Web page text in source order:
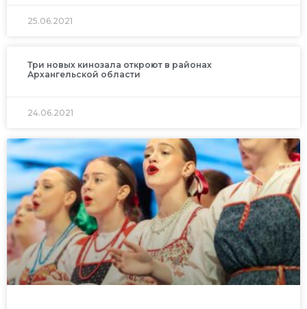
25.06.2021
Три новых кинозала откроют в районах
Архангельской области
24.06.2021